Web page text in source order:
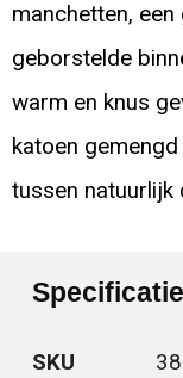
manchetten,
geborstelde
warm en knus
katoen
tussen natuurlijk
SKU